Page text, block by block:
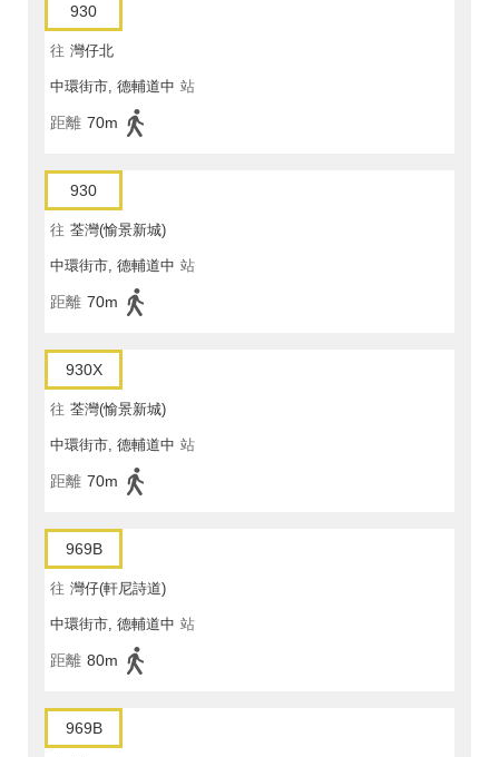
930
往 灣仔北
中環街市, 德輔道中 站
距離 70m
930
往 荃灣(愉景新城)
中環街市, 德輔道中 站
距離 70m
930X
往 荃灣(愉景新城)
中環街市, 德輔道中 站
距離 70m
969B
往 灣仔(軒尼詩道)
中環街市, 德輔道中 站
距離 80m
969B